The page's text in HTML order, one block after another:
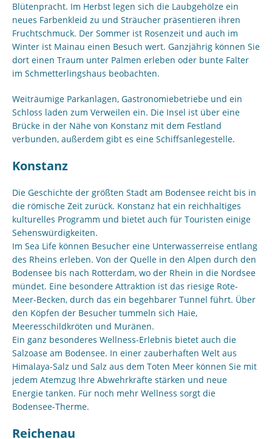
Blütenpracht. Im Herbst legen sich die Laubgehölze ein
neues Farbenkleid zu und Sträucher präsentieren ihren
Fruchtschmuck. Der Sommer ist Rosenzeit und auch im
Winter ist Mainau einen Besuch wert. Ganzjährig können Sie
dort einen Traum unter Palmen erleben oder bunte Falter
im Schmetterlingshaus beobachten.
Weiträumige Parkanlagen, Gastronomiebetriebe und ein
Schloss laden zum Verweilen ein. Die Insel ist über eine
Brücke in der Nähe von Konstanz mit dem Festland
verbunden, außerdem gibt es eine Schiffsanlegestelle.
Konstanz
Die Geschichte der größten Stadt am Bodensee reicht bis in
die römische Zeit zurück. Konstanz hat ein reichhaltiges
kulturelles Programm und bietet auch für Touristen einige
Sehenswürdigkeiten.
Im Sea Life können Besucher eine Unterwasserreise entlang
des Rheins erleben. Von der Quelle in den Alpen durch den
Bodensee bis nach Rotterdam, wo der Rhein in die Nordsee
mündet. Eine besondere Attraktion ist das riesige Rote-
Meer-Becken, durch das ein begehbarer Tunnel führt. Über
den Köpfen der Besucher tummeln sich Haie,
Meeresschildkröten und Muränen.
Ein ganz besonderes Wellness-Erlebnis bietet auch die
Salzoase am Bodensee. In einer zauberhaften Welt aus
Himalaya-Salz und Salz aus dem Toten Meer können Sie mit
jedem Atemzug Ihre Abwehrkräfte stärken und neue
Energie tanken. Für noch mehr Wellness sorgt die
Bodensee-Therme.
Reichenau